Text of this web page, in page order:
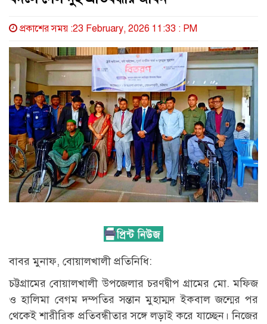
প্রকাশের সময় :23 February, 2026 11:33 : PM
বাবর মুনাফ, বোয়ালখালী প্রতিনিধি:
চট্টগ্রামের বোয়ালখালী উপজেলার চরণদ্বীপ গ্রামের মো. মফিজ
ও হালিমা বেগম দম্পতির সন্তান মুহাম্মদ ইকবাল জন্মের পর
থেকেই শারীরিক প্রতিবন্ধীতার সঙ্গে লড়াই করে যাচ্ছেন। নিজের